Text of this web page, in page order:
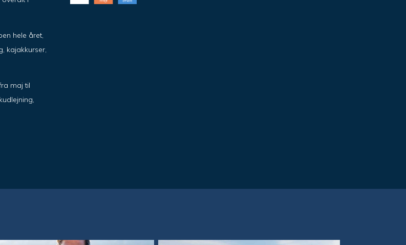
hele året,
kajakkurser,
maj til